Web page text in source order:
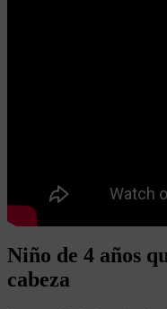
Niño de 4 años
cabeza